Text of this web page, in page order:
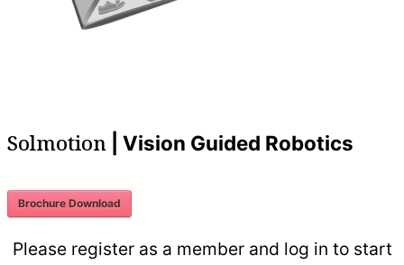
Solmotion | Vision Guided Robotics
Brochure Download
Please register as a member and log in to start